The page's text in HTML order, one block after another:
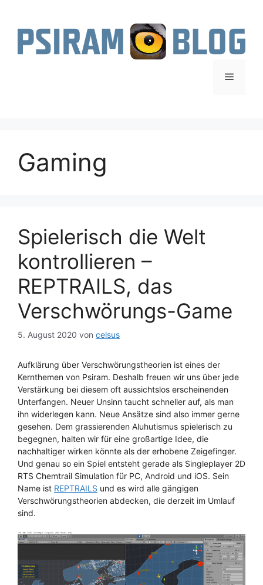
springen
Menü
Gaming
Spielerisch die Welt
kontrollieren –
REPTRAILS, das
Verschwörungs-Game
5. August 2020 von celsus
Aufklärung über Verschwörungstheorien ist eines der
Kernthemen von Psiram. Deshalb freuen wir uns über jede
Verstärkung bei diesem oft aussichtslos erscheinenden
Unterfangen. Neuer Unsinn taucht schneller auf, als man
ihn widerlegen kann. Neue Ansätze sind also immer gerne
gesehen. Dem grassierenden Aluhutismus spielerisch zu
begegnen, halten wir für eine großartige Idee, die
nachhaltiger wirken könnte als der erhobene Zeigefinger.
Und genau so ein Spiel entsteht gerade als Singleplayer 2D
RTS Chemtrail Simulation für PC, Android und iOS. Sein
Name ist REPTRAILS und es wird alle gängigen
Verschwörungstheorien abdecken, die derzeit im Umlauf
sind.